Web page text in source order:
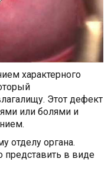
характерного
Этот дефект
или болями и
отделу органа.
в виде